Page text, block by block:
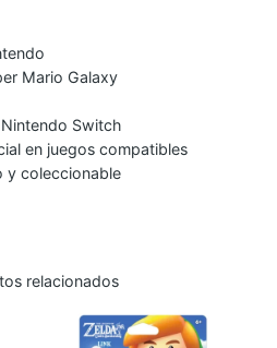
Mario Galaxy
Switch
en juegos compatibles
y coleccionable
relacionados